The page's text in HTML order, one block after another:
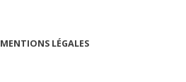
MENTIONS LÉGALES